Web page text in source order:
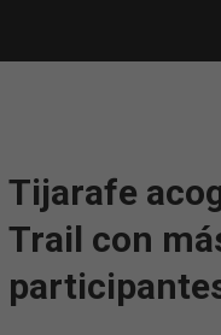
contenido
TIJARAFE
Tijarafe
Trail con